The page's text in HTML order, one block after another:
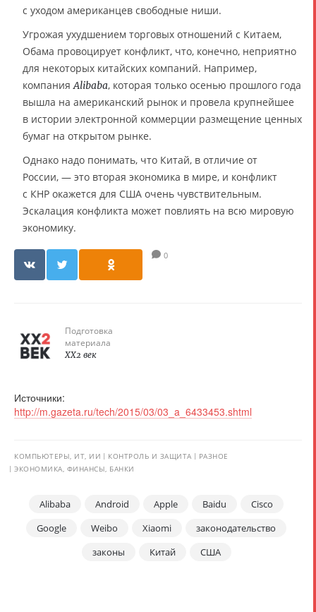
с уходом американцев свободные ниши.
Угрожая ухудшением торговых отношений с Китаем,
Обама провоцирует конфликт, что, конечно, неприятно
для некоторых китайских компаний. Например,
компанияAlibaba, которая только осенью прошлого года
вышла на американский рынок и провела крупнейшее
в истории электронной коммерции размещение ценных
бумаг на открытом рынке.
Однако надо понимать, что Китай, в отличие от
России, — это вторая экономика в мире, и конфликт
с КНР окажется для США очень чувствительным.
Эскалация конфликта может повлиять на всю мировую
экономику.
0
Подготовка
материала
XX2 век
Источники:
http://m.gazeta.ru/tech/2015/03/03_a_6433453.shtml
КОМПЬЮТЕРЫ, ИТ, ИИ КОНТРОЛЬ И ЗАЩИТА
РАЗНОЕ
ЭКОНОМИКА, ФИНАНСЫ, БАНКИ
Alibaba Android Apple Baidu
Cisco
Google
Weibo Xiaomi
законодательство
законы
Китай США